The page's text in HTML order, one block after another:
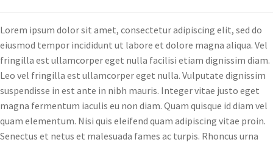
Lorem ipsum dolor sit amet, consectetur adipiscing elit, sed do
eiusmod tempor incididunt ut labore et dolore magna aliqua. Vel
fringilla est ullamcorper eget nulla facilisi etiam dignissim diam.
Leo vel fringilla est ullamcorper eget nulla. Vulputate dignissim
suspendisse in est ante in nibh mauris. Integer vitae justo eget
magna fermentum iaculis eu non diam. Quam quisque id diam vel
quam elementum. Nisi quis eleifend quam adipiscing vitae proin.
Senectus et netus et malesuada fames ac turpis. Rhoncus urna